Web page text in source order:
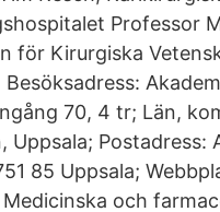
Professor
för Kirurgiska
70, 4 tr; Län,
Uppsala; Postadress:
85 Uppsala;
och